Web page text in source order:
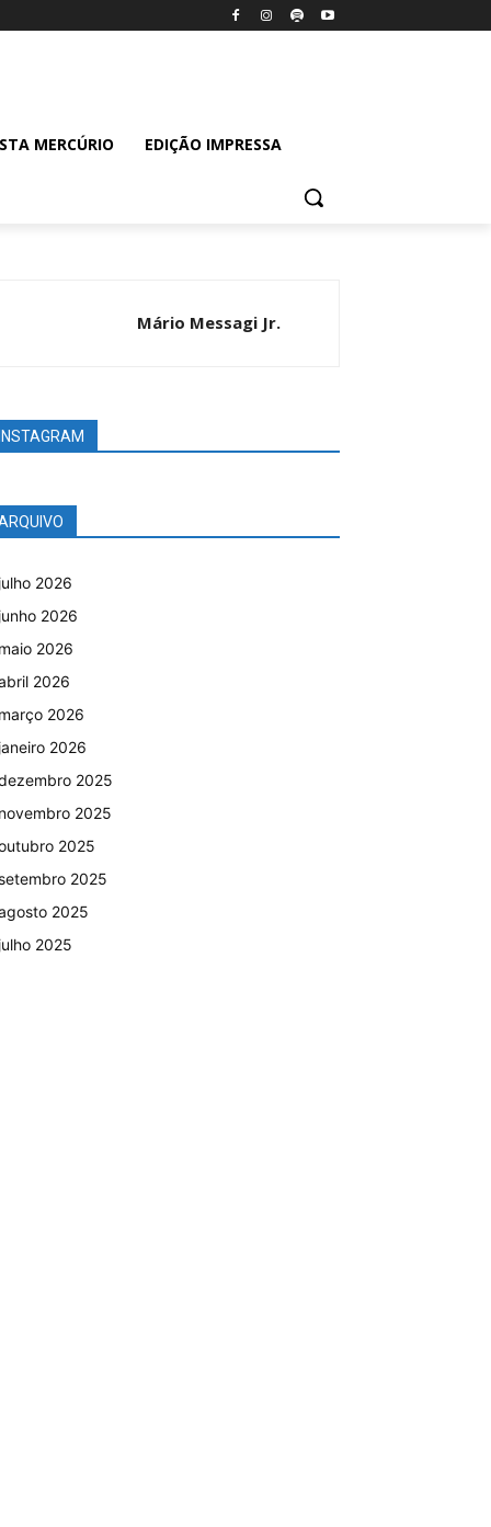
MERCÚRIO EDIÇÃO IMPRESSA
Mário Messagi Jr.
2026
2026
2026
2026
2026
2026
2025
2025
2025
2025
2025
2025